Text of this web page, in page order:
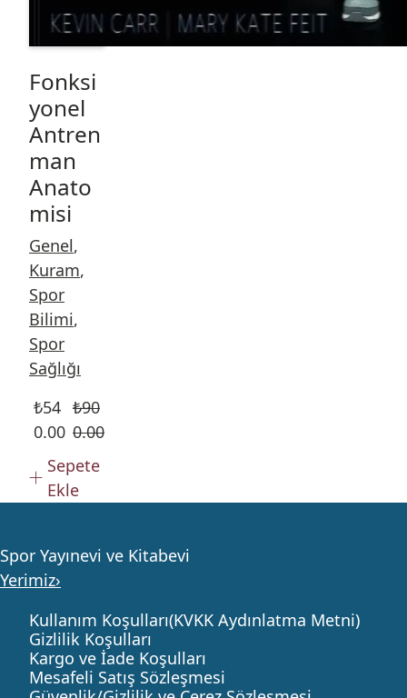
Fonksi
yonel
Antren
man
Anato
misi
Genel,
Kuram,
Spor
Bilimi,
Spor
Sağlığı
₺90
0.00
₺54
0.00
Sepete
Ekle
Spor Yayınevi ve Kitabevi
Yerimiz›
Kullanım Koşulları(KVKK Aydınlatma Metni)
Gizlilik Koşulları
Kargo ve İade Koşulları
Mesafeli Satış Sözleşmesi